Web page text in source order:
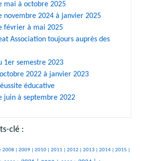
mai à octobre 2025
novembre 2024 à janvier 2025
février à mai 2025
Association toujours auprès des
1er semestre 2023
2022 à janvier 2023
éducative
juin à septembre 2022
clé :
2008 |2009 |2010 |2011 |2012 |2013 |2014 |2015 |